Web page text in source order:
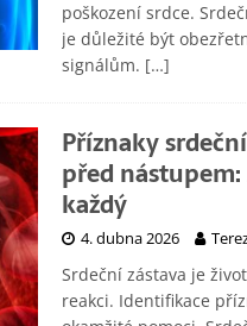
poškození srdce.
je důležité být
signálům. […]
Příznaky
před
každý
4. dubna 2026
Srdeční zástava je
reakci. Identifikace